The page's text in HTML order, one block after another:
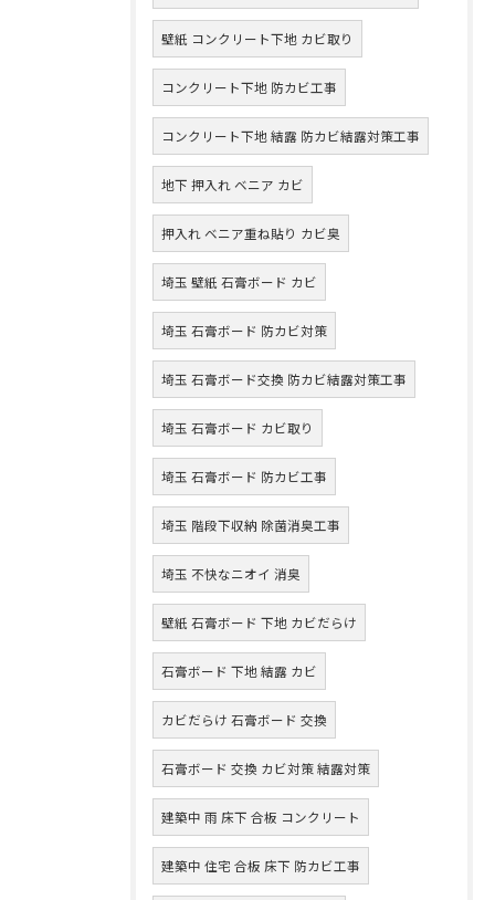
壁紙 コンクリート下地 カビ取り
コンクリート下地 防カビ工事
コンクリート下地 結露 防カビ結露対策工事
地下 押入れ ベニア カビ
押入れ ベニア重ね貼り カビ臭
埼玉 壁紙 石膏ボード カビ
埼玉 石膏ボード 防カビ対策
埼玉 石膏ボード交換 防カビ結露対策工事
埼玉 石膏ボード カビ取り
埼玉 石膏ボード 防カビ工事
埼玉 階段下収納 除菌消臭工事
埼玉 不快なニオイ 消臭
壁紙 石膏ボード 下地 カビだらけ
石膏ボード 下地 結露 カビ
カビだらけ 石膏ボード 交換
石膏ボード 交換 カビ対策 結露対策
建築中 雨 床下 合板 コンクリート
建築中 住宅 合板 床下 防カビ工事